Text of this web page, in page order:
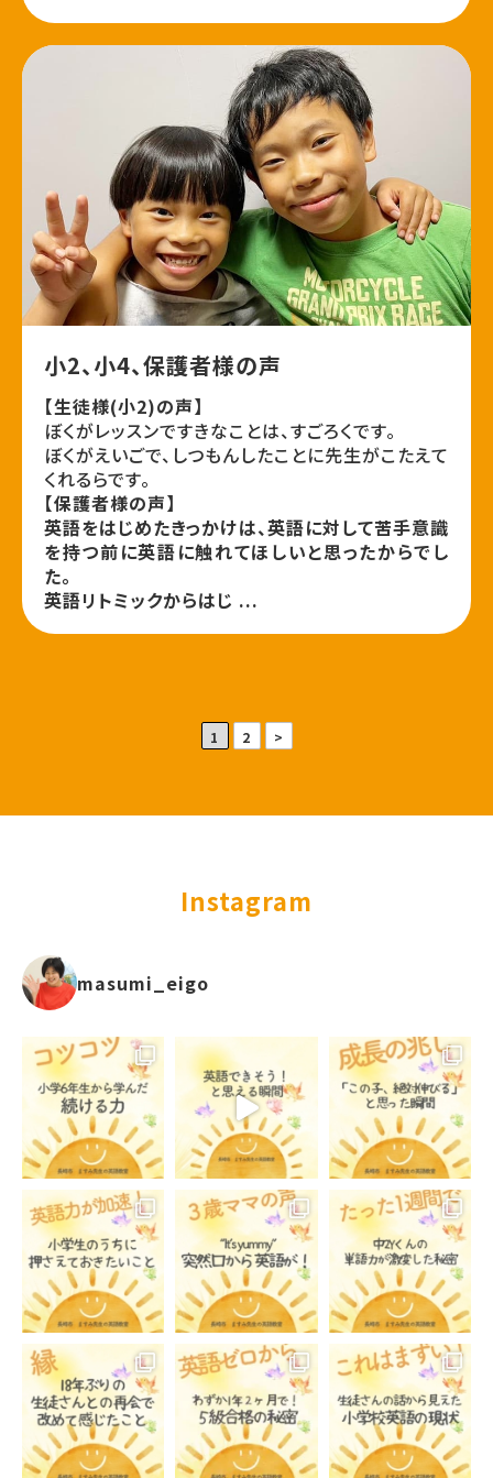
小2、小4、保護者様の声
【生徒様(小2)の声】
ぼくがレッスンですきなことは、すごろくです。
ぼくがえいごで、しつもんしたことに先生がこたえて
くれるらです。
【保護者様の声】
英語をはじめたきっかけは、英語に対して苦手意識
を持つ前に英語に触れてほしいと思ったからでし
た。
英語リトミックからはじ ...
1 2 >
Instagram
masumi_eigo